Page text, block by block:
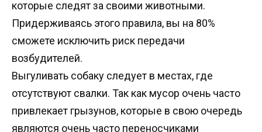
которые следят за своими животными.
Придерживаясь этого правила, вы на 80%
сможете исключить риск передачи
возбудителей.
Выгуливать собаку следует в местах, где
отсутствуют свалки. Так как мусор очень часто
привлекает грызунов, которые в свою очередь
являются очень часто переносчиками